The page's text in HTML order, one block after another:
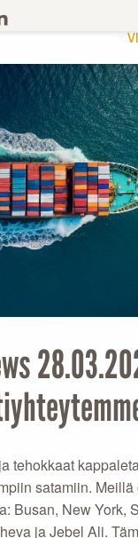
/ NORDICON NEWS
tehokkaat
satamiin.
Busan, New York,
ja Jebel Ali.